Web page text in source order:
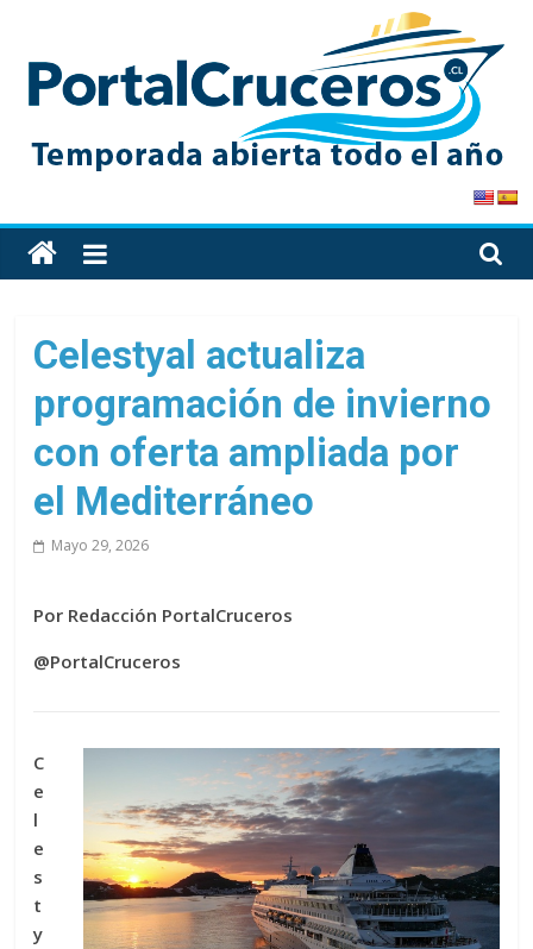
content
PortalCruceros
Toda
la
de
cruceros
en
un
solo
Celestyal actualiza
programación de invierno
con oferta ampliada por
el Mediterráneo
Mayo 29, 2026
Por Redacción PortalCruceros
@PortalCruceros
C
e
l
e
s
t
y